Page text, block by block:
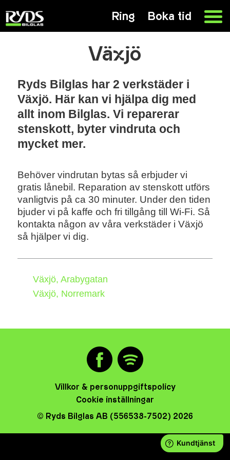
Ring Boka tid
Växjö
Ryds Bilglas har 2 verkstäder i
Växjö. Här kan vi hjälpa dig med
allt inom Bilglas. Vi reparerar
stenskott, byter vindruta och
mycket mer.
Behöver vindrutan bytas så erbjuder vi
gratis lånebil. Reparation av stenskott utförs
vanligtvis på ca 30 minuter. Under den tiden
bjuder vi på kaffe och fri tillgång till Wi-Fi. Så
kontakta någon av våra verkstäder i Växjö
så hjälper vi dig.
Växjö, Arabygatan
Växjö, Norremark
© Ryds Bilglas AB (556538-7502) 2026
Villkor & personuppgiftspolicy
Cookie inställningar